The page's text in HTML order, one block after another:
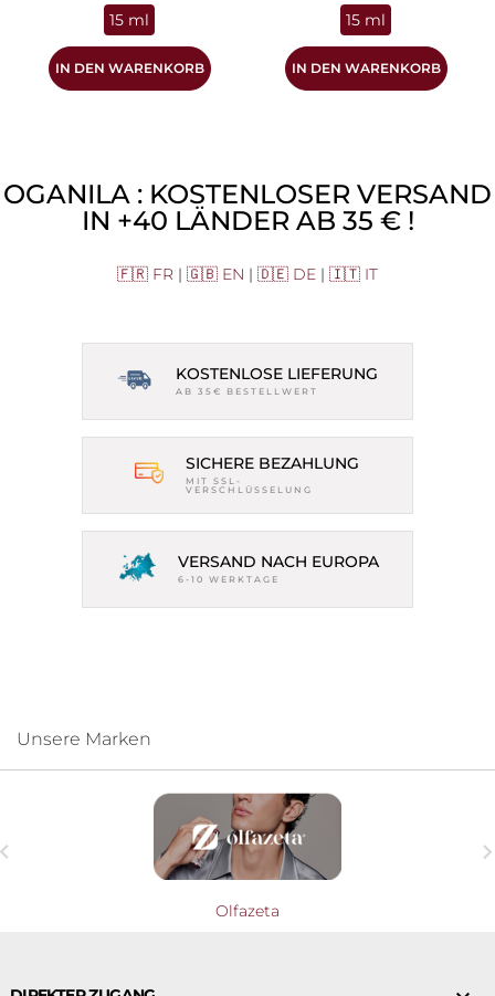
15 ml
IN DEN WARENKORB
15 ml
IN DEN WARENKORB
OGANILA : KOSTENLOSER VERSAND
IN +40 LÄNDER AB 35 € !
🇫🇷 FR | 🇬🇧 EN | 🇩🇪 DE | 🇮🇹 IT
KOSTENLOSE LIEFERUNG
AB 35€ BESTELLWERT
SICHERE BEZAHLUNG
MIT SSL-
VERSCHLÜSSELUNG
VERSAND NACH EUROPA
6-10 WERKTAGE
Unsere Marken
Olfazeta